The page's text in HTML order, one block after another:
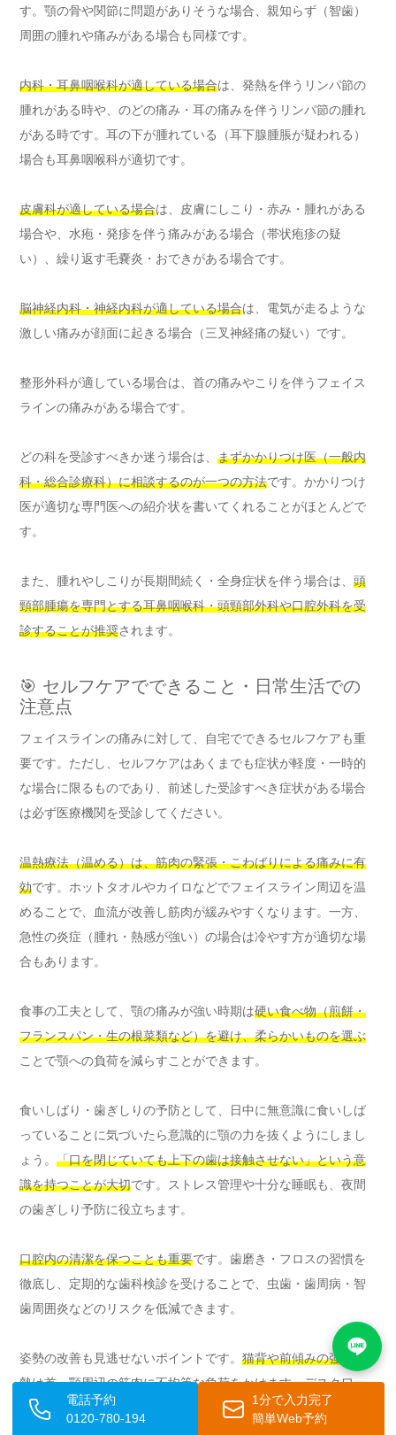
す。顎の骨や関節に問題がありそうな場合、親知らず（智歯）
周囲の腫れや痛みがある場合も同様です。
内科・耳鼻咽喉科が適している場合は、発熱を伴うリンパ節の
腫れがある時や、のどの痛み・耳の痛みを伴うリンパ節の腫れ
がある時です。耳の下が腫れている（耳下腺腫脹が疑われる）
場合も耳鼻咽喉科が適切です。
皮膚科が適している場合は、皮膚にしこり・赤み・腫れがある
場合や、水疱・発疹を伴う痛みがある場合（帯状疱疹の疑
い）、繰り返す毛嚢炎・おできがある場合です。
脳神経内科・神経内科が適している場合は、電気が走るような
激しい痛みが顔面に起きる場合（三叉神経痛の疑い）です。
整形外科が適している場合は、首の痛みやこりを伴うフェイス
ラインの痛みがある場合です。
どの科を受診すべきか迷う場合は、 まずかかりつけ医（一般内
科・総合診療科）に相談するのが一つの方法です。かかりつけ
医が適切な専門医への紹介状を書いてくれることがほとんどで
す。
また、腫れやしこりが長期間続く・全身症状を伴う場合は、 頭
頸部腫瘍を専門とする耳鼻咽喉科・頭頸部外科や口腔外科を受
診することが推奨されます。
🎯 セルフケアでできること・日常生活での
注意点
フェイスラインの痛みに対して、自宅でできるセルフケアも重
要です。ただし、セルフケアはあくまでも症状が軽度・一時的
な場合に限るものであり、前述した受診すべき症状がある場合
は必ず医療機関を受診してください。
温熱療法（温める）は、筋肉の緊張・こわばりによる痛みに有
効です。ホットタオルやカイロなどでフェイスライン周辺を温
めることで、血流が改善し筋肉が緩みやすくなります。一方、
急性の炎症（腫れ・熱感が強い）の場合は冷やす方が適切な場
合もあります。
食事の工夫として、顎の痛みが強い時期は硬い食べ物（煎餅・
フランスパン・生の根菜類など）を避け、柔らかいものを選ぶ
ことで顎への負荷を減らすことができます。
食いしばり・歯ぎしりの予防として、日中に無意識に食いしば
っていることに気づいたら意識的に顎の力を抜くようにしまし
ょう。 「口を閉じていても上下の歯は接触させない」という意
識を持つことが大切です。ストレス管理や十分な睡眠も、夜間
の歯ぎしり予防に役立ちます。
口腔内の清潔を保つことも重要です。歯磨き・フロスの習慣を
徹底し、定期的な歯科検診を受けることで、虫歯・歯周病・智
歯周囲炎などのリスクを低減できます。
姿勢の改善も見逃せないポイントです。 猫背や前傾みの強い姿
勢は首・顎周辺の筋肉に不均等な負荷をかけます。デスクワー
ク中はモニターの高さを目線に合わせ、頭が前に出ない姿勢を
電話予約
0120-780-194
1分で入力完了
簡単Web予約